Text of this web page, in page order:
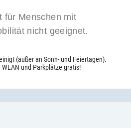
für Menschen mit
nicht geeignet.
(außer an Sonn- und Feiertagen).
und Parkplätze gratis!